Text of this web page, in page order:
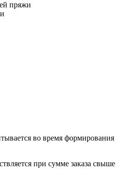
пряжи
во время формирования
при сумме заказа свыше